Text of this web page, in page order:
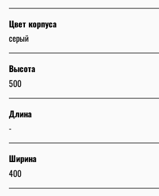
Цвет корпуса
серый
Высота
500
Длина
-
Ширина
400